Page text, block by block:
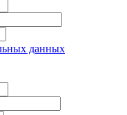
данных